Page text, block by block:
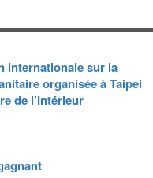
internationale sur la
organisée à Taipei
de l’Intérieur